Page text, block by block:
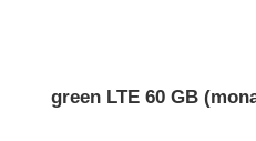
green LTE 60 GB